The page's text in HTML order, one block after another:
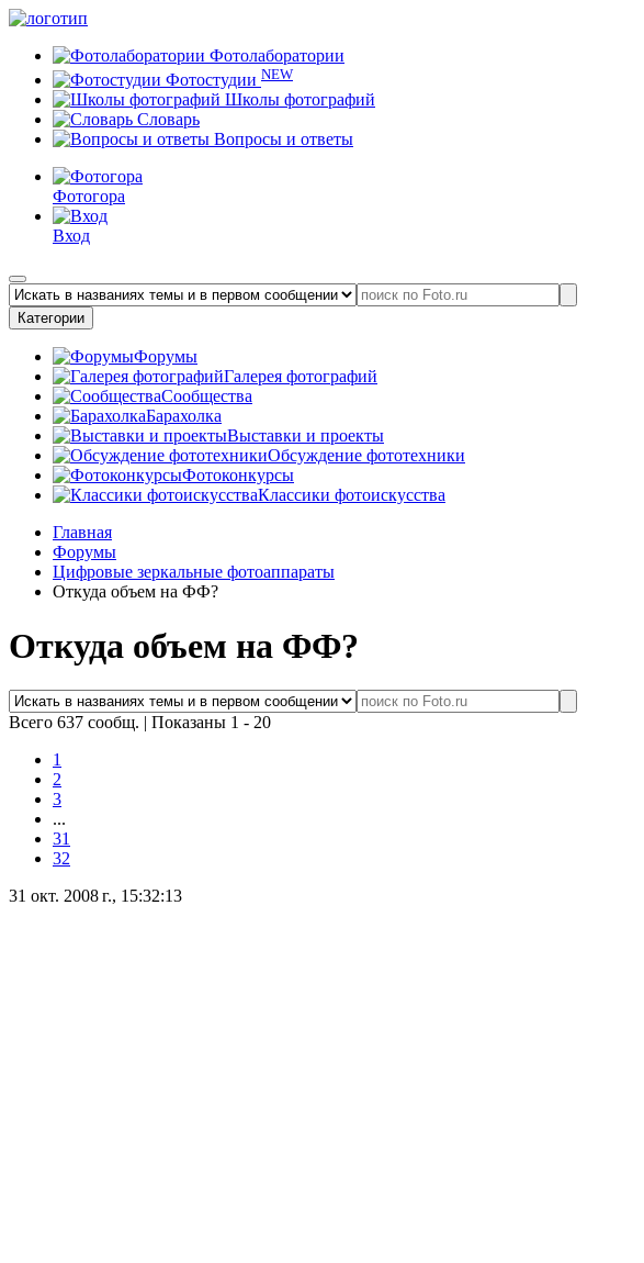
Фотолаборатории
Фотостудии NEW
Школы фотографий
Словарь
Вопросы и ответы
Фотогора
Вход
Категории
Форумы
Галерея фотографий
Сообщества
Барахолка
Выставки и проекты
Обсуждение фототехники
Фотоконкурсы
Классики фотоискусства
Главная
Форумы
Цифровые зеркальные фотоаппараты
Откуда объем на ФФ?
Откуда объем на ФФ?
Всего 637 сообщ. | Показаны 1 - 20
1
2
3
...
31
32
31 окт. 2008 г., 15:32:13